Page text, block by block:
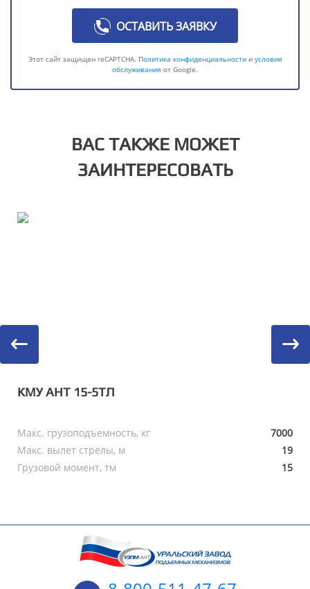
ОСТАВИТЬ ЗАЯВКУ
Этот сайт защищен reCAPTCHA. Политика конфиденциальностии условия
обслуживания от Google.
ВАС ТАКЖЕ МОЖЕТ
ЗАИНТЕРЕСОВАТЬ
КМУ АНТ 15-5ТЛ
Макс. грузоподъемность, кг
7000
Макс. вылет стрелы, м
19
Грузовой момент, тм
15